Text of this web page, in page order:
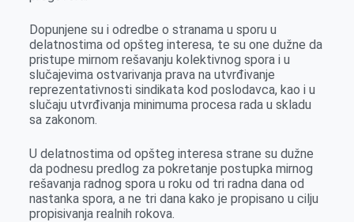
Dopunjene su i odredbe o stranama u sporu u
delatnostima od opšteg interesa, te su one dužne da
pristupe mirnom rešavanju kolektivnog spora i u
slučajevima ostvarivanja prava na utvrđivanje
reprezentativnosti sindikata kod poslodavca, kao i u
slučaju utvrđivanja minimuma procesa rada u skladu
sa zakonom.
U delatnostima od opšteg interesa strane su dužne
da podnesu predlog za pokretanje postupka mirnog
rešavanja radnog spora u roku od tri radna dana od
nastanka spora, a ne tri dana kako je propisano u cilju
propisivanja realnih rokova.